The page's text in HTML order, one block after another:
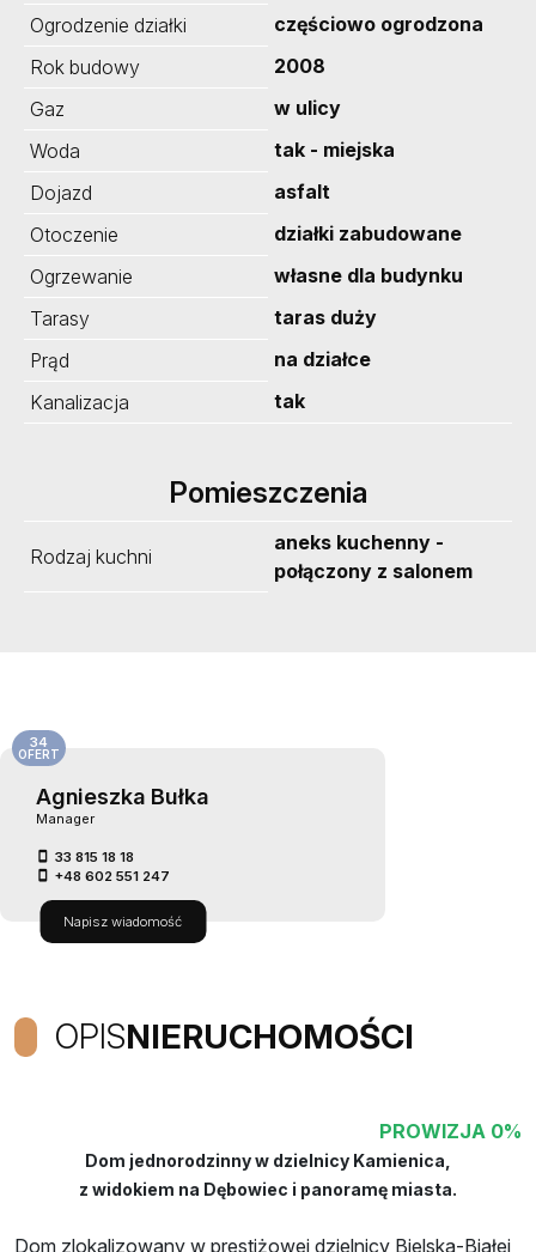
Ogrodzenie działki
częściowo ogrodzona
Rok budowy
2008
Gaz
w ulicy
Woda
tak - miejska
Dojazd
asfalt
Otoczenie
działki zabudowane
Ogrzewanie
własne dla budynku
Tarasy
taras duży
Prąd
na działce
Kanalizacja
tak
Pomieszczenia
Rodzaj kuchni
aneks kuchenny -
połączony z salonem
Agnieszka Bułka
Manager
33 815 18 18
+48 602 551 247
Napisz wiadomość
34
OFERT
OPISNIERUCHOMOŚCI
PROWIZJA 0%
Dom jednorodzinny w dzielnicy Kamienica,
z widokiem na Dębowiec i panoramę miasta.
Dom zlokalizowany w prestiżowej dzielnicy Bielska-Białej